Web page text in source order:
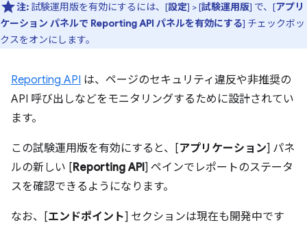
注: 試験運用版を有効にするには、[設定] > [試験運用版] で、[アプリ
ケーション パネルで Reporting API パネルを有効にする] チェックボッ
クスをオンにします。
Reporting API は、ページのセキュリティ違反や非推奨の
API 呼び出しなどをモニタリングするために設計されてい
ます。
この試験運用版を有効にすると、[アプリケーション] パネ
ルの新しい [Reporting API] ペインでレポートのステータ
スを確認できるようになります。
なお、[エンドポイント] セクションは現在も開発中です